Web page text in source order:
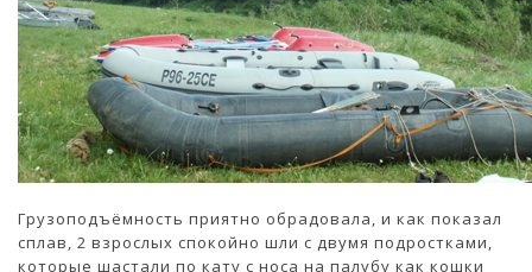
Грузоподъёмность приятно обрадовала, и как показал
сплав, 2 взрослых спокойно шли с двумя подростками,
которые шастали по кату с носа на палубу как кошки